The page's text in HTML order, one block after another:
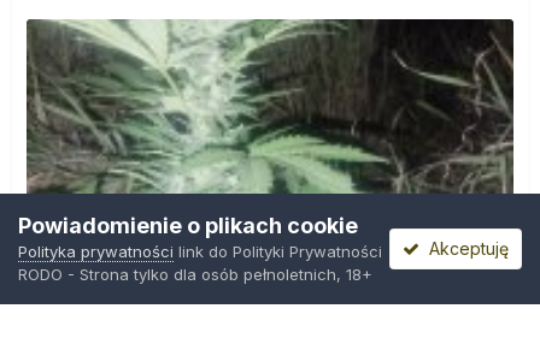
Powiadomienie o plikach cookie
Polityka prywatności link do Polityki Prywatności
RODO - Strona tylko dla osób pełnoletnich, 18+
Akceptuję